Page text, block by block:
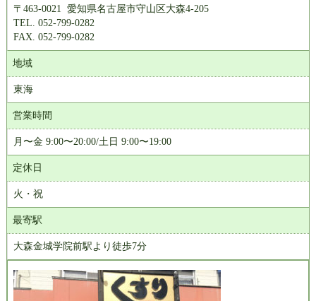
〒463-0021 愛知県名古屋市守山区大森4-205
TEL. 052-799-0282
FAX. 052-799-0282
地域
東海
営業時間
月〜金 9:00〜20:00/土日 9:00〜19:00
定休日
火・祝
最寄駅
大森金城学院前駅より徒歩7分